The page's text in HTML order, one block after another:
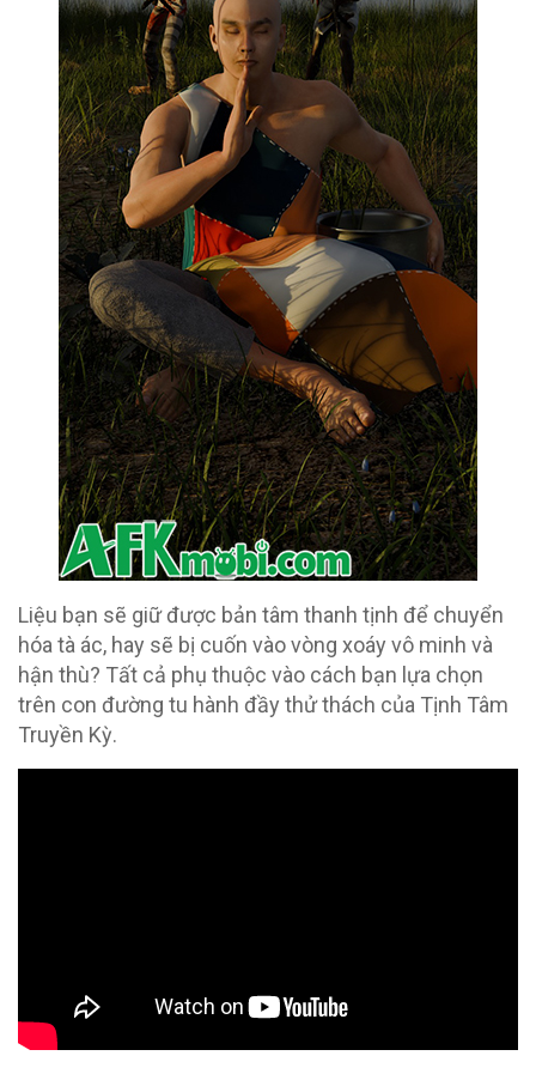
Liệu bạn sẽ giữ được bản tâm thanh tịnh để chuyển
hóa tà ác, hay sẽ bị cuốn vào vòng xoáy vô minh và
hận thù? Tất cả phụ thuộc vào cách bạn lựa chọn
trên con đường tu hành đầy thử thách của Tịnh Tâm
Truyền Kỳ.